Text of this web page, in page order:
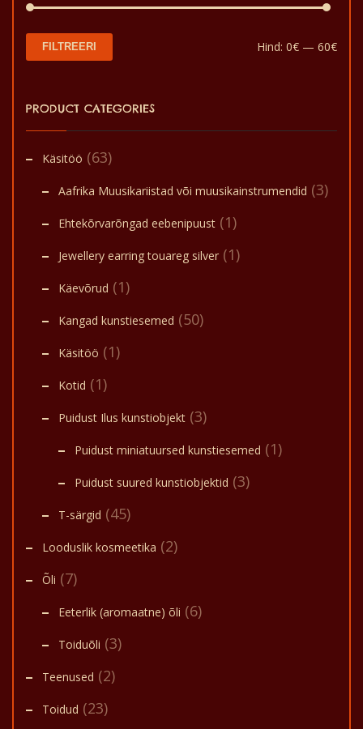
FILTREERI Hind: 0€ — 60€
PRODUCT CATEGORIES
Käsitöö (63)
Aafrika Muusikariistad või muusikainstrumendid (3)
Ehtekõrvarõngad eebenipuust (1)
Jewellery earring touareg silver (1)
Käevõrud (1)
Kangad kunstiesemed (50)
Käsitöö (1)
Kotid (1)
Puidust Ilus kunstiobjekt (3)
Puidust miniatuursed kunstiesemed (1)
Puidust suured kunstiobjektid (3)
T-särgid (45)
Looduslik kosmeetika (2)
Õli (7)
Eeterlik (aromaatne) õli (6)
Toiduõli (3)
Teenused (2)
Toidud (23)